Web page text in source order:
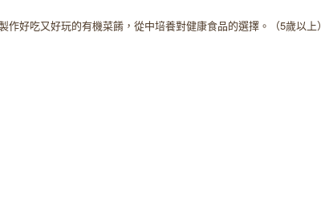
好吃又好玩的有機菜餚，從中培養對健康食品的選擇。（5歲以上）